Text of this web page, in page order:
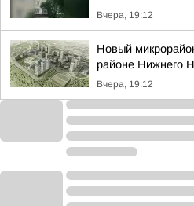
Вчера, 19:12
Новый
районе Нижнего
Вчера, 19:12